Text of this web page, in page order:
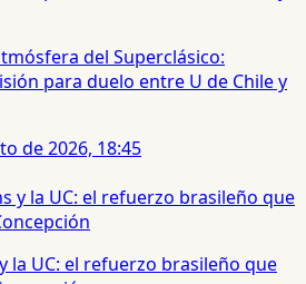
del Superclásico:
para duelo entre U de Chile y
de 2026, 18:45
la UC: el refuerzo brasileño que